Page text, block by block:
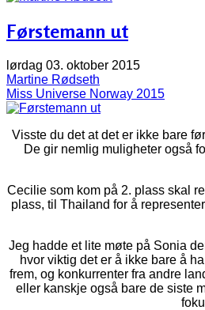
Førstemann ut
lørdag 03. oktober 2015
Martine Rødseth
Miss Universe Norway 2015
Visste du det at det er ikke bare
De gir nemlig muligheter også
Cecilie som kom på 2. plass skal
plass, til Thailand for å
Jeg hadde et lite møte på Sonia
hvor viktig det er å ikke bare å
frem, og konkurrenter fra andre
eller kanskje også bare de siste